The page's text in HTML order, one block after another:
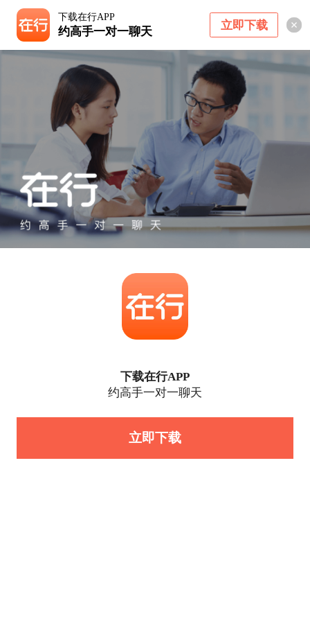
下载在行APP
约高手一对一聊天 立即下载
下载在行APP
约高手一对一聊天
立即下载